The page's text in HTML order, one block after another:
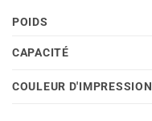
POIDS
CAPACITÉ
COULEUR D'IMPRESSION